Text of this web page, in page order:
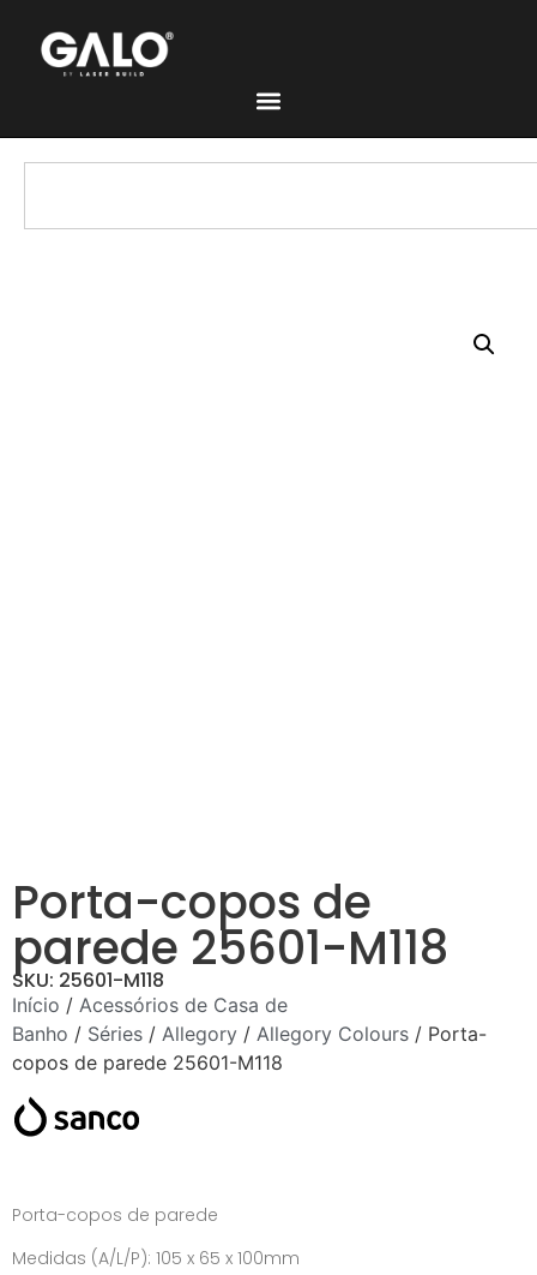
Porta-copos de
parede 25601-M118
SKU: 25601-M118
Início / Acessórios de Casa de
Banho / Séries / Allegory / Allegory Colours / Porta-
copos de parede 25601-M118
Porta-copos de parede
Medidas (A/L/P): 105 x 65 x 100mm